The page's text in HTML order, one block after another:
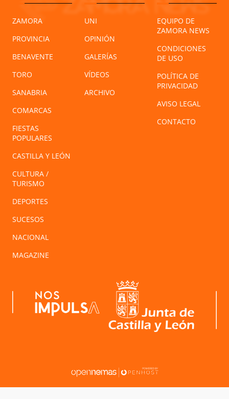
ZAMORA
PROVINCIA
BENAVENTE
TORO
SANABRIA
COMARCAS
FIESTAS
POPULARES
CASTILLA Y LEÓN
CULTURA /
TURISMO
DEPORTES
SUCESOS
NACIONAL
MAGAZINE
UNI
OPINIÓN
GALERÍAS
VÍDEOS
ARCHIVO
EQUIPO DE
ZAMORA NEWS
CONDICIONES
DE USO
POLÍTICA DE
PRIVACIDAD
AVISO LEGAL
CONTACTO